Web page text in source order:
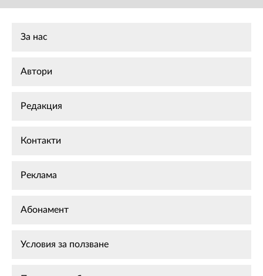
За нас
Автори
Редакция
Контакти
Реклама
Абонамент
Условия за ползване